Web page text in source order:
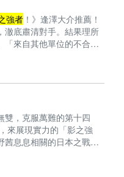
強者 ！》逢澤大介推薦！
澈底肅清對手。結果理所
「來自其他單位的不合理
力與非凡的辯駁能力，
同火速著手拯救人民！
雙，克服萬難的第十四
來展現實力的「影之強
息息相關的日本之戰，